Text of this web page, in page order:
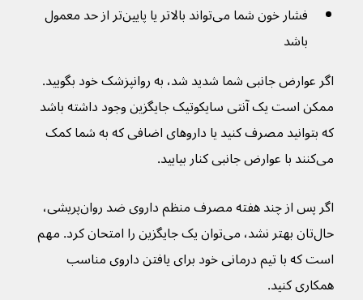
فشار خون شما می‌تواند بالاتر یا پایین‌تر از حد معمول
باشد
اگر عوارض جانبی شما شدید شد، به روانپزشک خود بگویید.
ممکن است یک آنتی سایکوتیک جایگزین وجود داشته باشد
که بتوانید مصرف کنید یا داروهای اضافی که به شما کمک
می‌کنند با عوارض جانبی کنار بیایید.
اگر پس از چند هفته مصرف منظم داروی ضد روان‌پریشی،
حال‌تان بهتر نشد، می‌توان یک جایگزین را امتحان کرد. مهم
است که با تیم درمانی خود برای یافتن داروی مناسب
همکاری کنید.